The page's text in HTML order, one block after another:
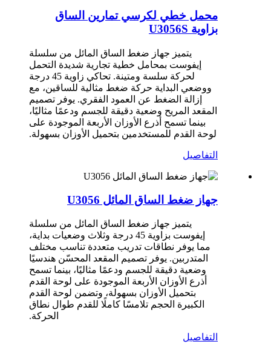
محمل خطي لكرسي تمارين الساق
بزاوية U3056S
يتميز جهاز ضغط الساق المائل من سلسلة
إيفوست بمحامل خطية تجارية شديدة التحمل
لحركة سلسة ومتينة. تحاكي زاوية 45 درجة
ووضعي البداية حركة ضغط مثالية للساقين، مع
إزالة الضغط عن العمود الفقري. يوفر تصميم
المقعد المريح وضعية دقيقة للجسم ودعمًا مثاليًا،
بينما تسمح أذرع الأوزان الأربعة الموجودة على
لوحة القدم للمستخدمين بتحميل الأوزان بسهولة.
التفاصيل
جهاز ضغط الساق المائل U3056
يتميز جهاز ضغط الساق المائل من سلسلة
إيفوست بزاوية 45 درجة وثلاث وضعيات بداية،
مما يوفر نطاقات تدريب متعددة تناسب مختلف
المتدربين. يوفر تصميم المقعد المحسّن هندسيًا
وضعية دقيقة للجسم ودعمًا مثاليًا، بينما تسمح
أذرع الأوزان الأربعة الموجودة على لوحة القدم
بتحميل الأوزان بسهولة، وتضمن لوحة القدم
الكبيرة الحجم تلامسًا كاملًا للقدم طوال نطاق
الحركة.
التفاصيل